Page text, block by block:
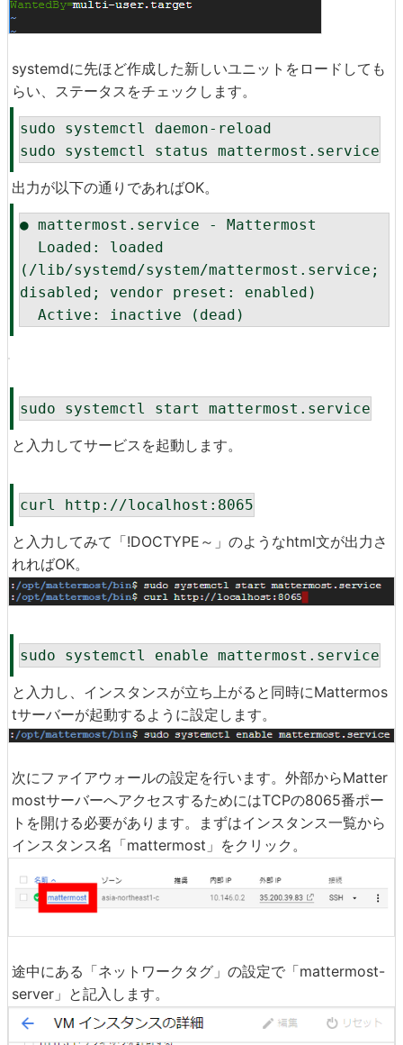
systemdに先ほど作成した新しいユニットをロードしても
らい、ステータスをチェックします。
sudo systemctl daemon-reload
sudo systemctl status mattermost.service
出力が以下の通りであればOK。
● mattermost.service - Mattermost
(/lib/systemd/system/mattermost.service;
disabled; vendor preset: enabled)
  Active: inactive (dead)
と入力してみて「!DOCTYPE～」のようなhtml文が出力さ
れればOK。
と入力し、インスタンスが立ち上がると同時にMattermos
tサーバーが起動するように設定します。
次にファイアウォールの設定を行います。外部からMatter
mostサーバーへアクセスするためにはTCPの8065番ポー
トを開ける必要があります。まずはインスタンス一覧から
途中にある「ネットワークタグ」の設定で「mattermost-
server」と記入します。